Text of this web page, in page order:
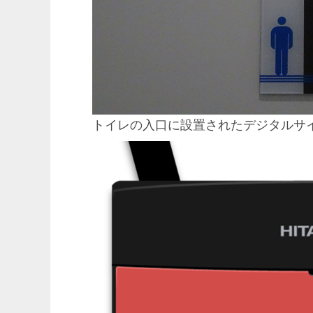
トイレの入口に設置されたデジタルサ